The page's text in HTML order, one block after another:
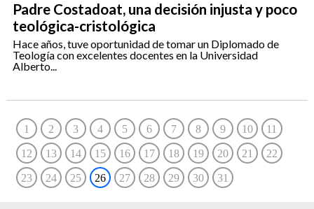
Padre Costadoat, una decisión injusta y poco
teológica-cristológica
Hace años, tuve oportunidad de tomar un Diplomado de
Teología con excelentes docentes en la Universidad
Alberto...
1 2 3 4 5 6 7 8 9 10 11
12 13 14 15 16 17 18 19 20 21 22
23 24 25 26 27 28 29 30 31